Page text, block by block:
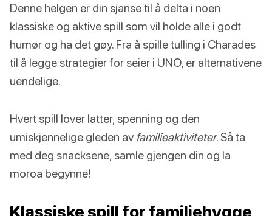
Denne helgen er din sjanse til å delta i noen
klassiske og aktive spill som vil holde alle i godt
humør og ha det gøy. Fra å spille tulling i Charades
til å legge strategier for seier i UNO, er alternativene
uendelige.
Hvert spill lover latter, spenning og den
umiskjennelige gleden av familieaktiviteter. Så ta
med deg snacksene, samle gjengen din og la
moroa begynne!
Klassiske spill for familiehygge